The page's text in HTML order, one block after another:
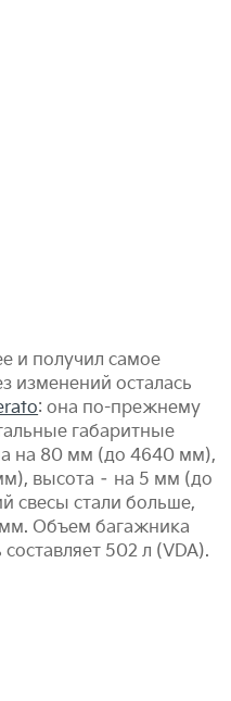
и получил самое
изменений осталась
: она по-прежнему
габаритные
на 80 мм (до 4640 мм),
высота – на 5 мм (до
свесы стали больше,
мм. Объем багажника
502 л (VDA).